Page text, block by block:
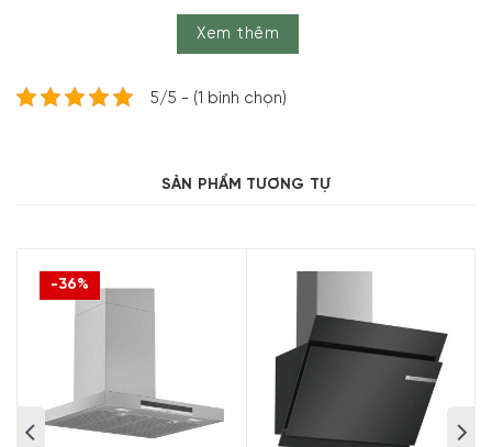
kế hoạch cho nhà bếp của bạn.
Im lặng: công suất khai thác tối đa với tiếng ồn tối
thiểu.
Xem thêm
5/5 - (1 bình chọn)
SẢN PHẨM TƯƠNG TỰ
-36%